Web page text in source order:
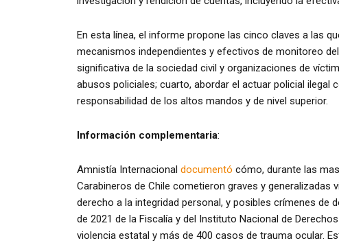
En esta línea, el informe propone las cinco claves a las
mecanismos independientes y efectivos de monitoreo
significativa de la sociedad civil y organizaciones de
abusos policiales; cuarto, abordar el actuar policial ilegal
responsabilidad de los altos mandos y de nivel superior.
Información complementaria:
Amnistía Internacional documentó cómo, durante las
Carabineros de Chile cometieron graves y
derecho a la integridad personal, y posibles crímenes de
de 2021 de la Fiscalía y del Instituto Nacional de
violencia estatal y más de 400 casos de trauma ocular.